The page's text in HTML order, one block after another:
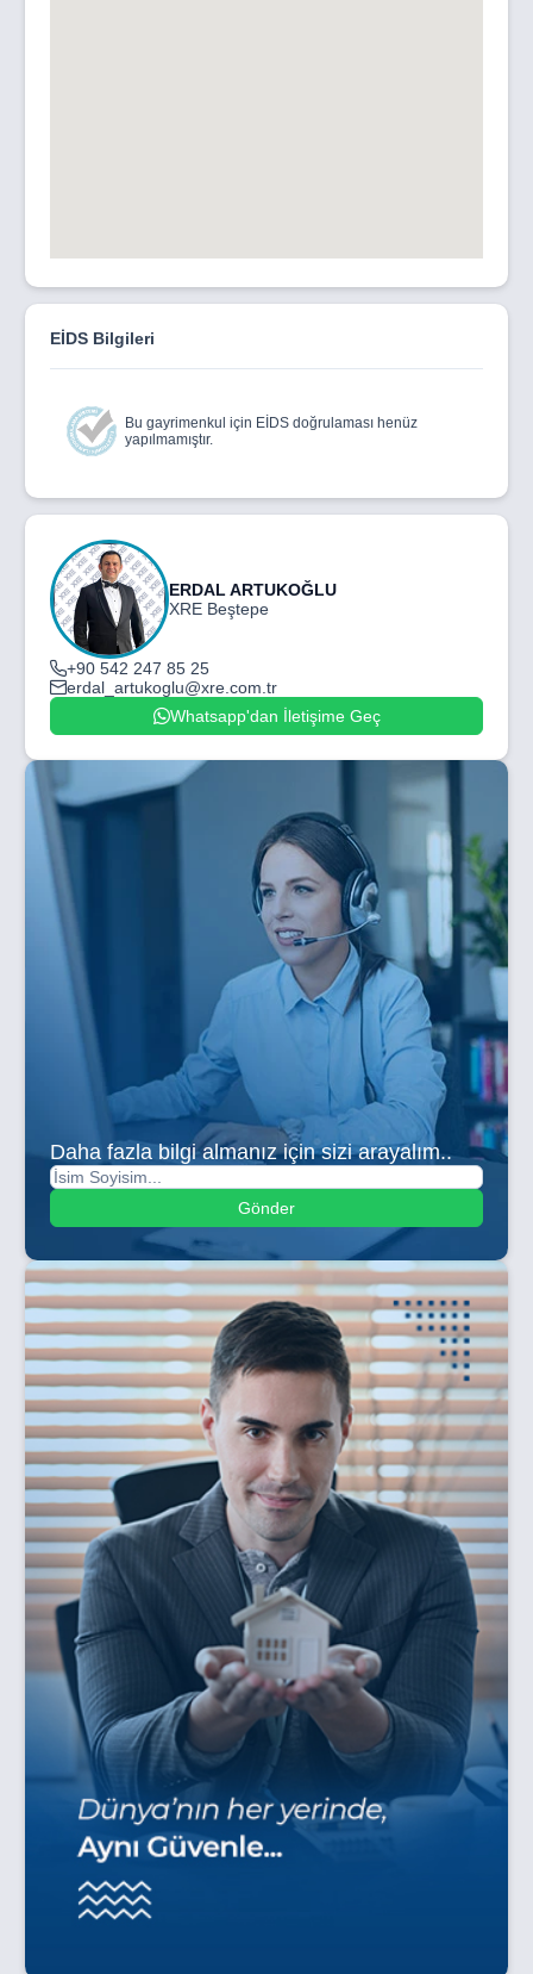
EİDS Bilgileri
Bu gayrimenkul için EİDS doğrulaması henüz
yapılmamıştır.
ERDAL ARTUKOĞLU
XRE Beştepe
+90 542 247 85 25
erdal_artukoglu@xre.com.tr
Whatsapp'dan İletişime Geç
Daha fazla bilgi almanız için sizi arayalım..
Gönder